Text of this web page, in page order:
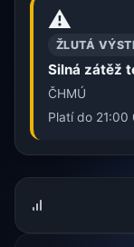
⚠️
ŽLUTÁ
Silná zátěž
ČHMÚ
Platí do 21:00